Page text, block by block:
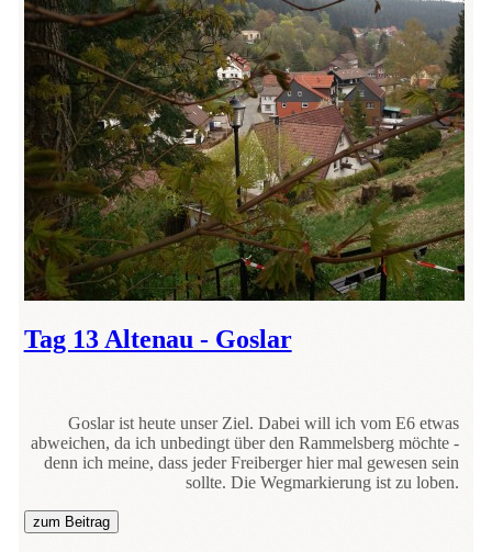
Tag 13 Altenau - Goslar
Goslar ist heute unser Ziel. Dabei will ich vom E6 etwas
abweichen, da ich unbedingt über den Rammelsberg möchte -
denn ich meine, dass jeder Freiberger hier mal gewesen sein
sollte. Die Wegmarkierung ist zu loben.
zum Beitrag